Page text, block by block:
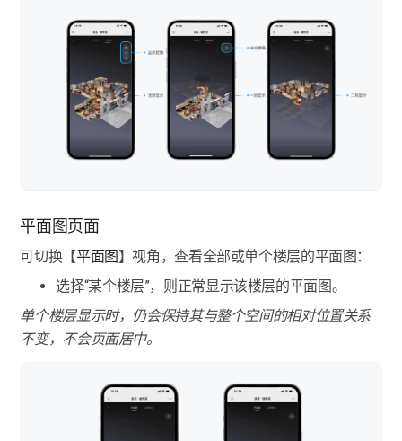
平面图页面
可切换【平面图 】视角，查看全部或单个楼层的平面图：
选择“某个楼层”，则正常显示该楼层的平面图。
单个楼层显示时，仍会保持其与整个空间的相对位置关系
不变，不会页面居中。